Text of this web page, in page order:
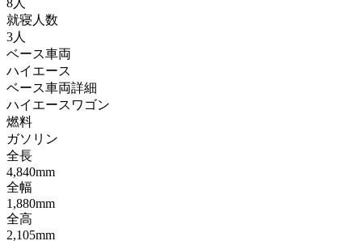
就寝人数
3人
ベース車両
ハイエース
ベース車両詳細
ハイエースワゴン
燃料
ガソリン
全長
4,840mm
全幅
1,880mm
全高
2,105mm